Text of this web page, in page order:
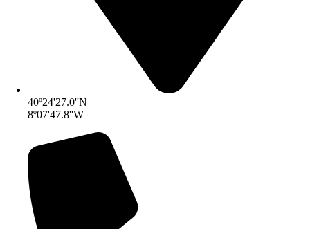
40º24'27.0''N
8º07'47.8''W